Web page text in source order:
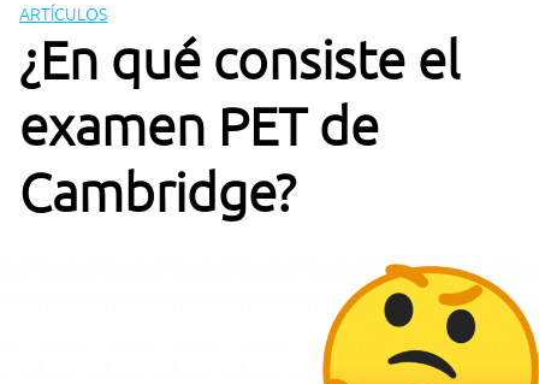
ARTÍCULOS
¿En qué consiste el
examen PET de
Cambridge?